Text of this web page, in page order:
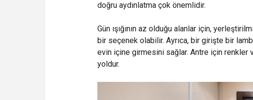
doğru aydınlatma çok önemlidir.
Gün ışığının az olduğu alanlar için,
bir seçenek olabilir. Ayrıca, bir girişte bir
evin içine girmesini sağlar. Antre için renkler
yoldur.